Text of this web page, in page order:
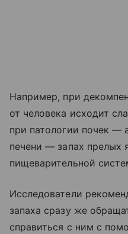
Например, при
от человека исходит
при патологии почек —
печени — запах прелых
пищеварительной
Исследователи
запаха сразу же
справиться с ним с